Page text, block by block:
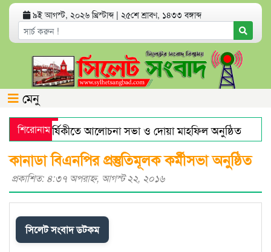
৯ই আগস্ট, ২০২৬ খ্রিস্টাব্দ | ২৫শে শ্রাবণ, ১৪৩৩ বঙ্গাব্দ
মেনু
শিরোনাম
মৃত্যুবার্ষিকীতে আলোচনা সভা ও দোয়া মাহফিল অনুষ্ঠিত
স্বর্ণের দামে বড় লাফ
যেসব অ্যাপ থাকলে হ্যাকড হতে
কানাডা বিএনপির প্রস্তুতিমূলক কর্মীসভা অনুষ্ঠিত
প্রকাশিত: ৪:৩৭ অপরাহ্ণ, আগস্ট ২২, ২০১৬
সিলেট সংবাদ ডটকম